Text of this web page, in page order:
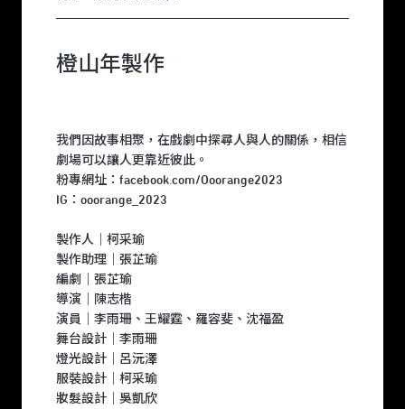
橙山年製作
我們因故事相聚，在戲劇中探尋人與人的關係，相信
劇場可以讓人更靠近彼此。
粉專網址：facebook.com/Ooorange2023
IG：ooorange_2023
製作人｜柯采瑜
製作助理｜張芷瑜
編劇｜張芷瑜
導演｜陳志楷
演員｜李雨珊、王耀霆、羅容斐、沈福盈
舞台設計｜李雨珊
燈光設計｜呂沅澤
服裝設計｜柯采瑜
妝髮設計｜吳凱欣